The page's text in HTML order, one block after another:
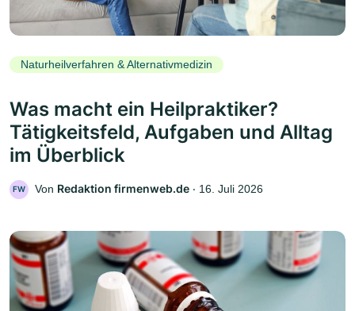
Naturheilverfahren & Alternativmedizin
Was macht ein Heilpraktiker?
Tätigkeitsfeld, Aufgaben und Alltag
im Überblick
FW Von Redaktion firmenweb.de ‧ 16. Juli 2026